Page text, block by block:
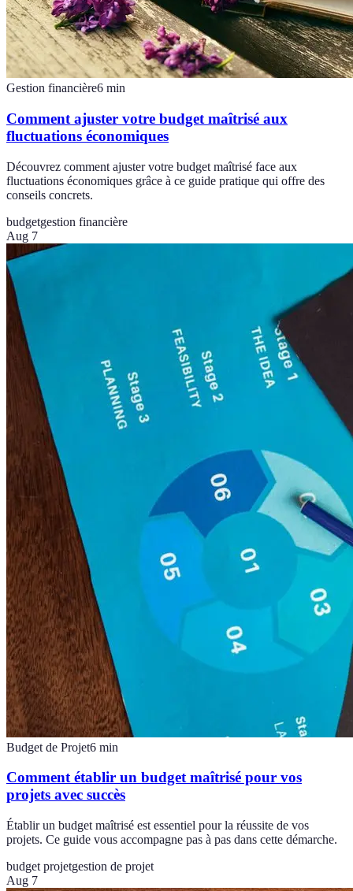
Gestion financière6 min
Comment ajuster votre budget maîtrisé aux
fluctuations économiques
Découvrez comment ajuster votre budget maîtrisé face aux
fluctuations économiques grâce à ce guide pratique qui offre des
conseils concrets.
budgetgestion financière
Aug 7
Budget de Projet6 min
Comment établir un budget maîtrisé pour vos
projets avec succès
Établir un budget maîtrisé est essentiel pour la réussite de vos
projets. Ce guide vous accompagne pas à pas dans cette démarche.
budget projetgestion de projet
Aug 7